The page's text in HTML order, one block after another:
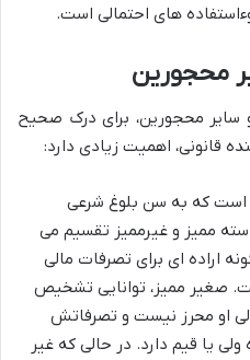
های احتمالی است.
محجورین
سایر محجورین، برای درک صحیح
قانونی، اهمیت زیادی دارد:
که به سن بلوغ شرعی
ممیز و غیرممیز تقسیم می
اراده ای برای تصرفات مالی
صغیر ممیز، توانایی تشخیص
او محرز نیست و تصرفاتش
یا قیم دارد. در حالی که غیر